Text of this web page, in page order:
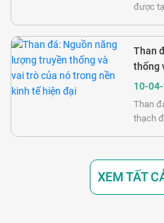
lượng
được
được
độ ẩm
chủ
và
Than
thống
kinh tế
10-
Than
thạch
được
hữu cơ
thác
sử
XEM TẤT